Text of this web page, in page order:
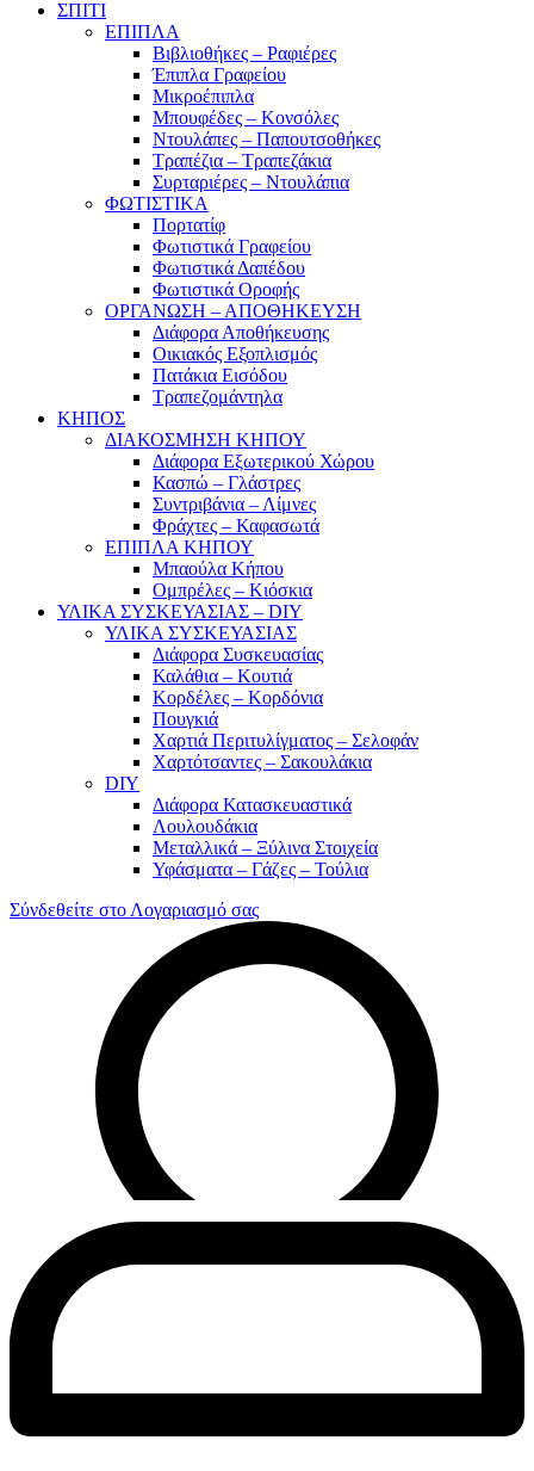
ΣΠΙΤΙ
ΕΠΙΠΛΑ
Βιβλιοθήκες – Ραφιέρες
Έπιπλα Γραφείου
Μικροέπιπλα
Μπουφέδες – Κονσόλες
Ντουλάπες – Παπουτσοθήκες
Τραπέζια – Τραπεζάκια
Συρταριέρες – Ντουλάπια
ΦΩΤΙΣΤΙΚΑ
Πορτατίφ
Φωτιστικά Γραφείου
Φωτιστικά Δαπέδου
Φωτιστικά Οροφής
ΟΡΓΑΝΩΣΗ – ΑΠΟΘΗΚΕΥΣΗ
Διάφορα Αποθήκευσης
Οικιακός Εξοπλισμός
Πατάκια Εισόδου
Τραπεζομάντηλα
ΚΗΠΟΣ
ΔΙΑΚΟΣΜΗΣΗ ΚΗΠΟΥ
Διάφορα Εξωτερικού Χώρου
Κασπώ – Γλάστρες
Συντριβάνια – Λίμνες
Φράχτες – Καφασωτά
ΕΠΙΠΛΑ ΚΗΠΟΥ
Μπαούλα Κήπου
Ομπρέλες – Κιόσκια
ΥΛΙΚΑ ΣΥΣΚΕΥΑΣΙΑΣ – DIY
ΥΛΙΚΑ ΣΥΣΚΕΥΑΣΙΑΣ
Διάφορα Συσκευασίας
Καλάθια – Κουτιά
Κορδέλες – Κορδόνια
Πουγκιά
Χαρτιά Περιτυλίγματος – Σελοφάν
Χαρτότσαντες – Σακουλάκια
DIY
Διάφορα Κατασκευαστικά
Λουλουδάκια
Μεταλλικά – Ξύλινα Στοιχεία
Υφάσματα – Γάζες – Τούλια
Σύνδεθείτε στο Λογαριασμό σας